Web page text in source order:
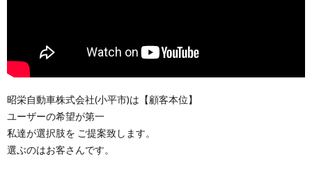
昭栄自動車株式会社(小平市)は【顧客本位】
ユーザーの希望が第一
私達が選択肢を ご提案致します。
選ぶのはお客さんです。